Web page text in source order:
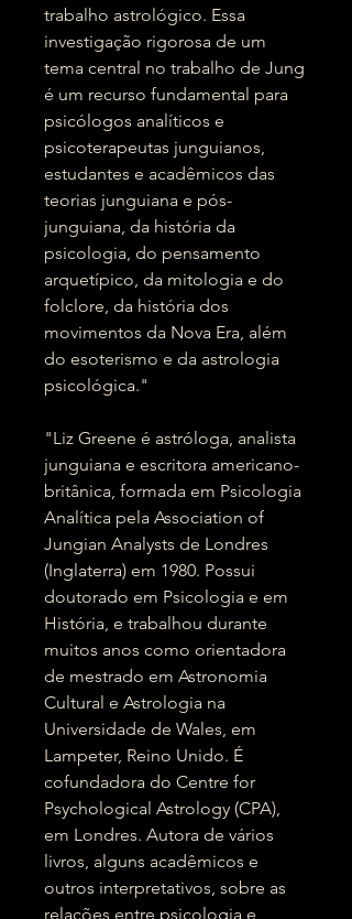
trabalho astrológico. Essa
investigação rigorosa de um
tema central no trabalho de Jung
é um recurso fundamental para
psicólogos analíticos e
psicoterapeutas junguianos,
estudantes e acadêmicos das
teorias junguiana e pós-
junguiana, da história da
psicologia, do pensamento
arquetípico, da mitologia e do
folclore, da história dos
movimentos da Nova Era, além
do esoterismo e da astrologia
psicológica."
"Liz Greene é astróloga, analista
junguiana e escritora americano-
britânica, formada em Psicologia
Analítica pela Association of
Jungian Analysts de Londres
(Inglaterra) em 1980. Possui
doutorado em Psicologia e em
História, e trabalhou durante
muitos anos como orientadora
de mestrado em Astronomia
Cultural e Astrologia na
Universidade de Wales, em
Lampeter, Reino Unido. É
cofundadora do Centre for
Psychological Astrology (CPA),
em Londres. Autora de vários
livros, alguns acadêmicos e
outros interpretativos, sobre as
relações entre psicologia e